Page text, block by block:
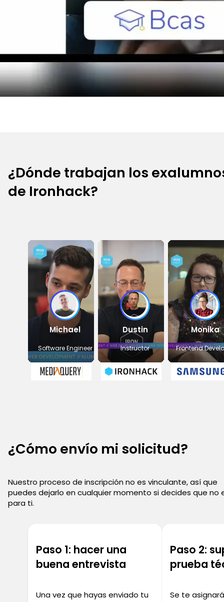
¿Dónde trabajan los
de Ironhack?
Michael
Software Engineer
Dustin
Instructor
Monika
Frontend
¿Cómo envío mi solicitud?
Nuestro proceso de inscripción no es vinculante, así que
puedes dejarlo en cualquier momento si decides que no
para ti.
Paso 1: hacer una
buena entrevista
Una vez que hayas enviado tu
Paso 2:
prueba
Se te